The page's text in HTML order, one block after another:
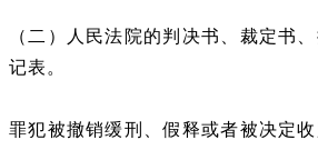
（二）人民法院的判决书、裁定书
记表。
罪犯被撤销缓刑、假释或者被决定